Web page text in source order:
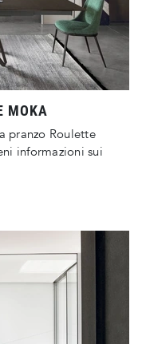
MOKA
pranzo Roulette
informazioni sui